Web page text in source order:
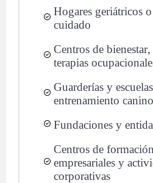
Hogares geriátricos
cuidado
Centros de
terapias
Guarderías y
entrenamiento canino
Fundaciones y
Centros de
empresariales y
corporativas